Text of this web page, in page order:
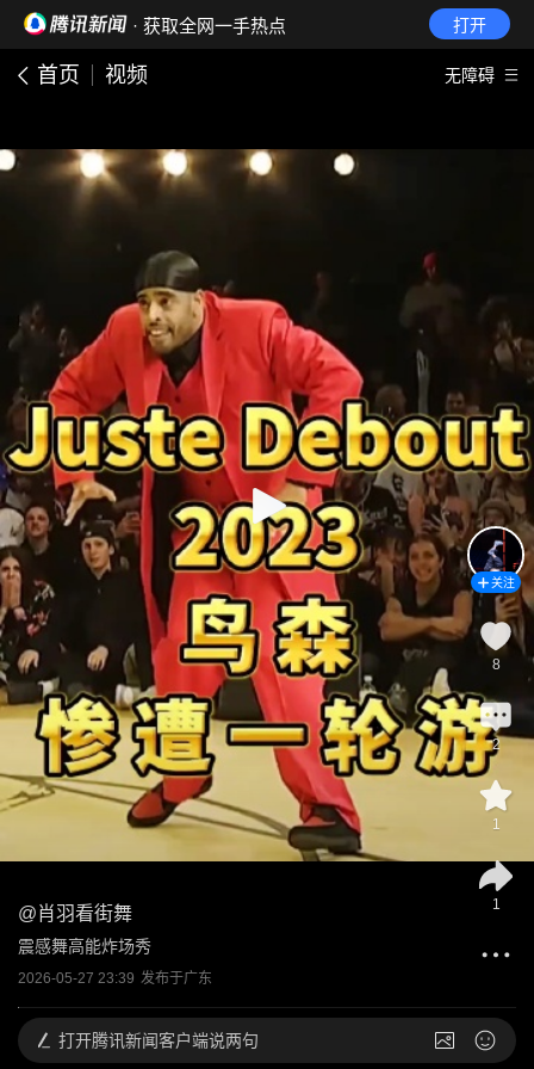
· 获取全网一手热点 打开
首页 视频 无障碍
@肖羽看街舞
震感舞高能炸场秀
2026-05-27 23:39 发布于广东
关注
8
2
1
1
打开腾讯新闻客户端说两句